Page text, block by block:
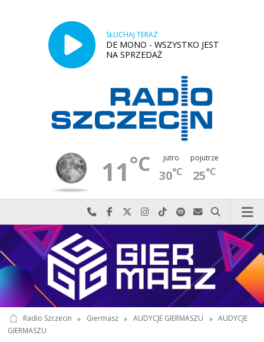
SŁUCHAJ TERAZ
DE MONO - WSZYSTKO JEST
NA SPRZEDAŻ
11°C jutro
30°C
pojutrze
25°C
Najlepiej po prostu do nas zadzwoń
Odwiedź nas na Facebook-u
Odwiedź nas na X
Odwiedź nas na Instagram-ie
Odwiedź nas na TikTok-u
Szukaj nas na Spotify
Wyślij do nas
Szukaj
Radio Szczecin » Giermasz » AUDYCJE GIERMASZU » AUDYCJE
GIERMASZU